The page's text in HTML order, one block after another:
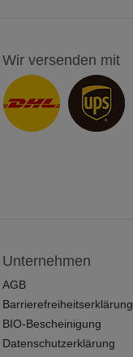
Wir versenden mit
Unternehmen
AGB
Barrierefreiheitserklärung
BIO-Bescheinigung
Datenschutzerklärung